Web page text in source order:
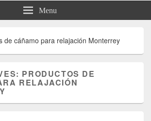
Menu
de cáñamo para relajación Monterrey
PRODUCTOS DE
RELAJACIÓN